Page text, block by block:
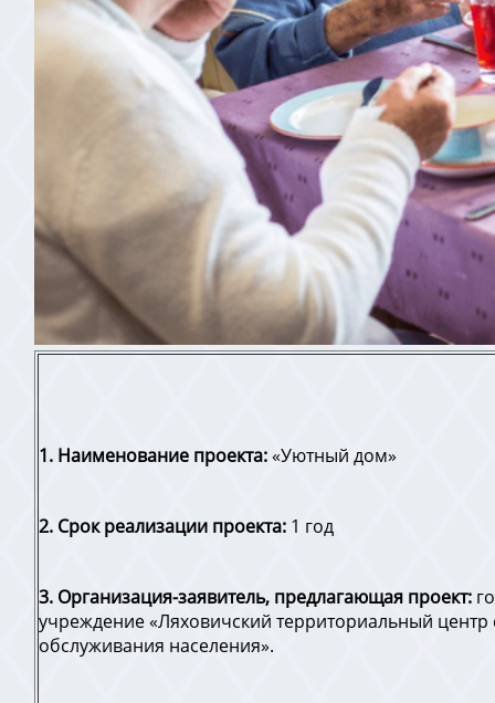
1. Наименование проекта:«Уютный дом»
2. Срок реализации проекта: 1 год
3. Организация-заявитель, предлагающая проект:
учреждение «Ляховичский территориальный центр
обслуживания населения».